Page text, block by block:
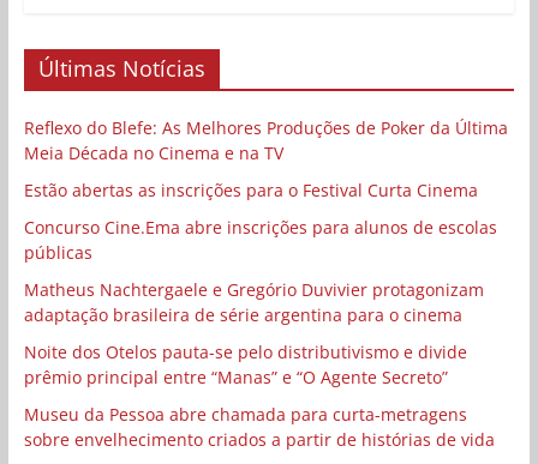
Últimas Notícias
Reflexo do Blefe: As Melhores Produções de Poker da Última
Meia Década no Cinema e na TV
Estão abertas as inscrições para o Festival Curta Cinema
Concurso Cine.Ema abre inscrições para alunos de escolas
públicas
Matheus Nachtergaele e Gregório Duvivier protagonizam
adaptação brasileira de série argentina para o cinema
Noite dos Otelos pauta-se pelo distributivismo e divide
prêmio principal entre “Manas” e “O Agente Secreto”
Museu da Pessoa abre chamada para curta-metragens
sobre envelhecimento criados a partir de histórias de vida